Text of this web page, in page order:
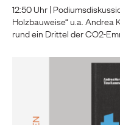
12:50 Uhr |
Holzbauweise“ u.a.
rund ein Drittel der CO2-